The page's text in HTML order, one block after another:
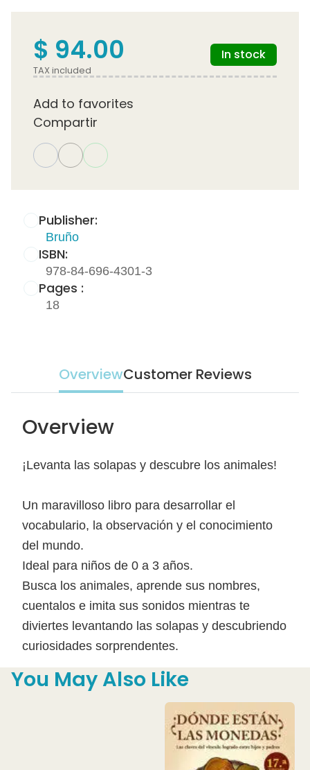
Publisher:
Bruño
ISBN:
978-84-696-4301-3
Pages :
18
$ 94.00
TAX included
In stock
Add to favorites
Compartir
OverviewCustomer Reviews
Overview
¡Levanta las solapas y descubre los animales!
Un maravilloso libro para desarrollar el
vocabulario, la observación y el conocimiento
del mundo.
Ideal para niños de 0 a 3 años.
Busca los animales, aprende sus nombres,
cuentalos e imita sus sonidos mientras te
diviertes levantando las solapas y descubriendo
curiosidades sorprendentes.
You May Also Like